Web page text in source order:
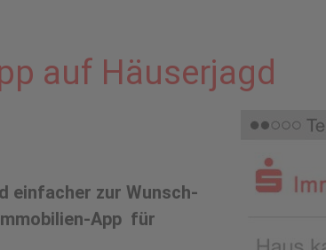
auf Häuserjagd
einfacher zur Wunsch-
App für